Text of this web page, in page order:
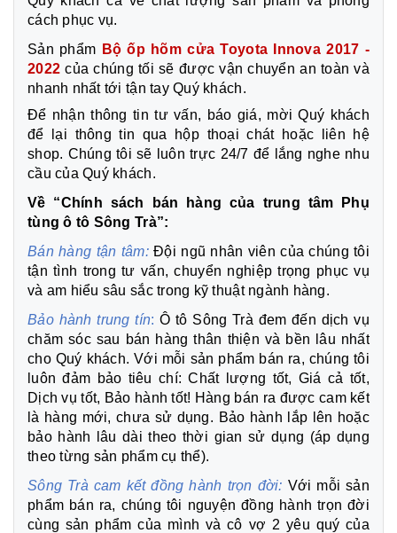
cách phục vụ.
Sản phẩm Bộ ốp hõm cửa Toyota Innova 2017 -
2022 của chúng tối sẽ được vận chuyển an toàn và
nhanh nhất tới tận tay Quý khách.
Để nhận thông tin tư vấn, báo giá, mời Quý khách
để lại thông tin qua hộp thoại chát hoặc liên hệ
shop. Chúng tôi sẽ luôn trực 24/7 để lắng nghe nhu
cầu của Quý khách.
Về “Chính sách bán hàng của trung tâm Phụ
tùng ô tô Sông Trà”:
Bán hàng tận tâm: Đội ngũ nhân viên của chúng tôi
tận tình trong tư vấn, chuyển nghiệp trọng phục vụ
và am hiểu sâu sắc trong kỹ thuật ngành hàng.
Bảo hành trung tín:Ô tô Sông Trà đem đến dịch vụ
chăm sóc sau bán hàng thân thiện và bền lâu nhất
cho Quý khách. Với mỗi sản phẩm bán ra, chúng tôi
luôn đảm bảo tiêu chí: Chất lượng tốt, Giá cả tốt,
Dịch vụ tốt, Bảo hành tốt! Hàng bán ra được cam kết
là hàng mới, chưa sử dụng. Bảo hành lắp lên hoặc
bảo hành lâu dài theo thời gian sử dụng (áp dụng
theo từng sản phẩm cụ thể).
Sông Trà cam kết đồng hành trọn đời: Với mỗi sản
phẩm bán ra, chúng tôi nguyện đồng hành trọn đời
cùng sản phẩm của mình và cô vợ 2 yêu quý của